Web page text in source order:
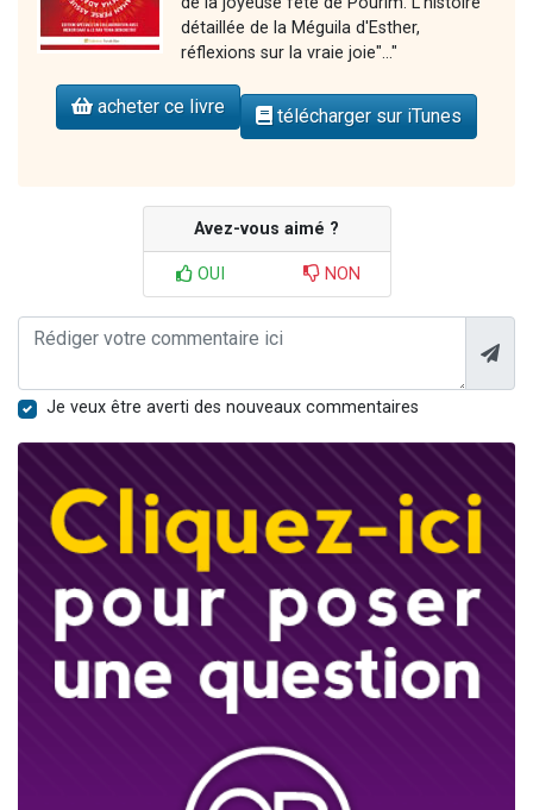
détaillée de la Méguila d'Esther,
réflexions sur la vraie joie"..."
acheter ce livre télécharger sur iTunes
Avez-vous aimé ?
OUI NON
Je veux être averti des nouveaux commentaires